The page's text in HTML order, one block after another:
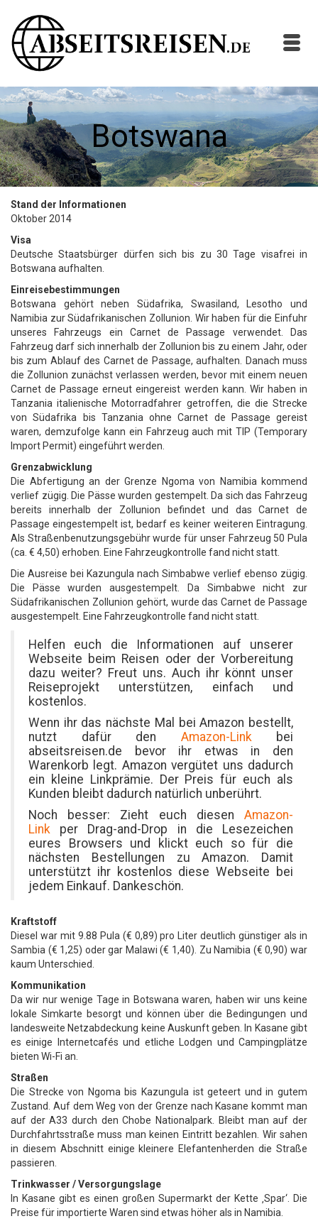
Botswana
Stand der Informationen
Oktober 2014
Visa
Deutsche Staatsbürger dürfen sich bis zu 30 Tage visafrei in
Botswana aufhalten.
Einreisebestimmungen
Botswana gehört neben Südafrika, Swasiland, Lesotho und
Namibia zur Südafrikanischen Zollunion. Wir haben für die Einfuhr
unseres Fahrzeugs ein Carnet de Passage verwendet. Das
Fahrzeug darf sich innerhalb der Zollunion bis zu einem Jahr, oder
bis zum Ablauf des Carnet de Passage, aufhalten. Danach muss
die Zollunion zunächst verlassen werden, bevor mit einem neuen
Carnet de Passage erneut eingereist werden kann. Wir haben in
Tanzania italienische Motorradfahrer getroffen, die die Strecke
von Südafrika bis Tanzania ohne Carnet de Passage gereist
waren, demzufolge kann ein Fahrzeug auch mit TIP (Temporary
Import Permit) eingeführt werden.
Grenzabwicklung
Die Abfertigung an der Grenze Ngoma von Namibia kommend
verlief zügig. Die Pässe wurden gestempelt. Da sich das Fahrzeug
bereits innerhalb der Zollunion befindet und das Carnet de
Passage eingestempelt ist, bedarf es keiner weiteren Eintragung.
Als Straßenbenutzungsgebühr wurde für unser Fahrzeug 50 Pula
(ca. € 4,50) erhoben. Eine Fahrzeugkontrolle fand nicht statt.
Die Ausreise bei Kazungula nach Simbabwe verlief ebenso zügig.
Die Pässe wurden ausgestempelt. Da Simbabwe nicht zur
Südafrikanischen Zollunion gehört, wurde das Carnet de Passage
ausgestempelt. Eine Fahrzeugkontrolle fand nicht statt.
Helfen euch die Informationen auf unserer
Webseite beim Reisen oder der Vorbereitung
dazu weiter? Freut uns. Auch ihr könnt unser
Reiseprojekt unterstützen, einfach und
kostenlos.
Wenn ihr das nächste Mal bei Amazon bestellt,
nutzt dafür den Amazon-Linkbei
abseitsreisen.de bevor ihr etwas in den
Warenkorb legt. Amazon vergütet uns dadurch
ein kleine Linkprämie. Der Preis für euch als
Kunden bleibt dadurch natürlich unberührt.
Noch besser: Zieht euch diesen Amazon-
Link per Drag-and-Drop in die Lesezeichen
eures Browsers und klickt euch so für die
nächsten Bestellungen zu Amazon. Damit
unterstützt ihr kostenlos diese Webseite bei
jedem Einkauf. Dankeschön.
Kraftstoff
Diesel war mit 9.88 Pula (€ 0,89) pro Liter deutlich günstiger als in
Sambia (€ 1,25) oder gar Malawi (€ 1,40). Zu Namibia (€ 0,90) war
kaum Unterschied.
Kommunikation
Da wir nur wenige Tage in Botswana waren, haben wir uns keine
lokale Simkarte besorgt und können über die Bedingungen und
landesweite Netzabdeckung keine Auskunft geben. In Kasane gibt
es einige Internetcafés und etliche Lodgen und Campingplätze
bieten Wi-Fi an.
Straßen
Die Strecke von Ngoma bis Kazungula ist geteert und in gutem
Zustand. Auf dem Weg von der Grenze nach Kasane kommt man
auf der A33 durch den Chobe Nationalpark. Bleibt man auf der
Durchfahrtsstraße muss man keinen Eintritt bezahlen. Wir sahen
in diesem Abschnitt einige kleinere Elefantenherden die Straße
passieren.
Trinkwasser / Versorgungslage
In Kasane gibt es einen großen Supermarkt der Kette ‚Spar‘. Die
Preise für importierte Waren sind etwas höher als in Namibia.